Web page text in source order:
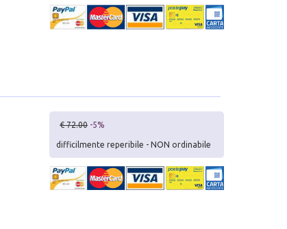
€ 72.00 -5%
difficilmente reperibile - NON ordinabile